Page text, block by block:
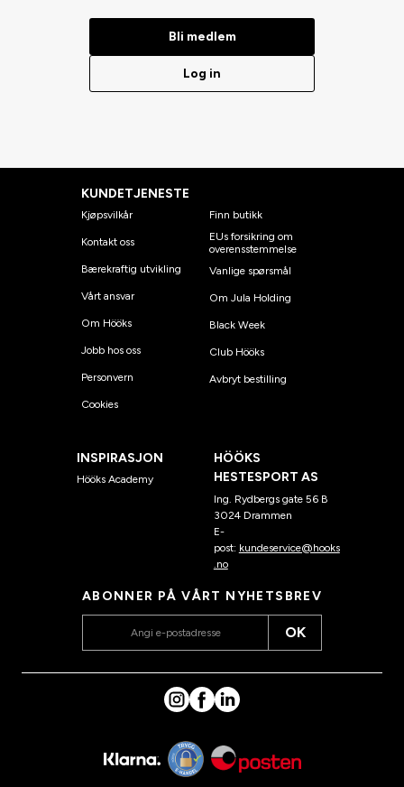
Bli medlem
Log in
KUNDETJENESTE
Kjøpsvilkår
Kontakt oss
Bærekraftig utvikling
Vårt ansvar
Om Hööks
Jobb hos oss
Personvern
Cookies
Finn butikk
EUs forsikring om
overensstemmelse
Vanlige spørsmål
Om Jula Holding
Black Week
Club Hööks
Avbryt bestilling
INSPIRASJON
Hööks Academy
HÖÖKS
HESTESPORT AS
Ing. Rydbergs gate 56 B
3024 Drammen
E-
post: kundeservice@hooks
.no
ABONNER PÅ VÅRT NYHETSBREV
OK